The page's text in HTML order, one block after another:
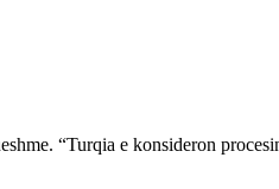
“Turqia e konsideron